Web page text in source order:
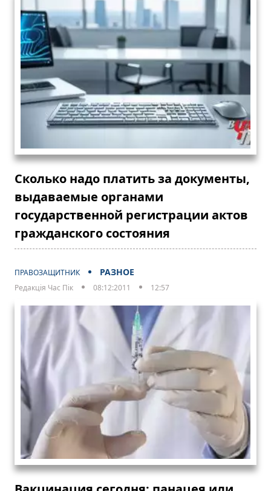
Сколько надо платить за документы,
выдаваемые органами
государственной регистрации актов
гражданского состояния
ПРАВОЗАЩИТНИК РАЗНОЕ
Редакція Час Пік 08:12:2011 12:57